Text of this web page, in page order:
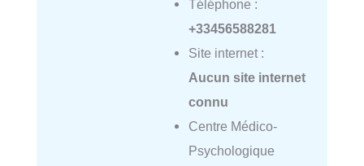
Téléphone :
+33456588281
Site internet :
Aucun site internet
connu
Centre Médico-
Psychologique